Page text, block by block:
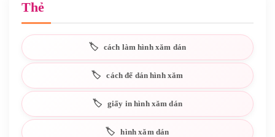
Thẻ
cách làm hình xăm dán
cách để dán hình xăm
giấy in hình xăm dán
hình xăm dán